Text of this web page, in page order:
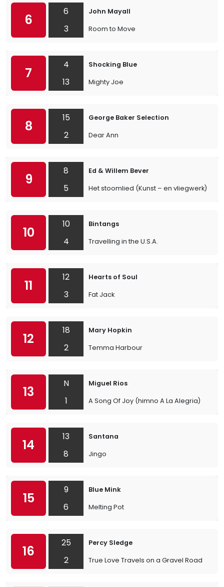
6
6
3
John Mayall
Room to Move
7
4
13
Shocking Blue
Mighty Joe
8
15
2
George Baker Selection
Dear Ann
9
8
5
Ed & Willem Bever
Het stoomlied (Kunst – en vliegwerk)
10
10
4
Bintangs
Travelling in the U.S.A.
11
12
3
Hearts of Soul
Fat Jack
12
18
2
Mary Hopkin
Temma Harbour
13
N
1
Miguel Rios
A Song Of Joy (himno A La Alegria)
14
13
8
Santana
Jingo
15
9
6
Blue Mink
Melting Pot
16
25
2
Percy Sledge
True Love Travels on a Gravel Road